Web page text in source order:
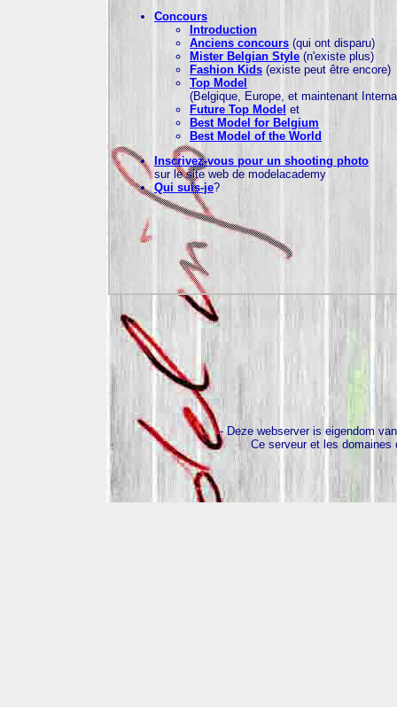
Concours
Introduction
Anciens concours (qui ont disparu)
Mister Belgian Style (n'existe plus)
Fashion Kids (existe peut être encore)
Top Model
(Belgique, Europe, et maintenant
Future Top Model et
Best Model for Belgium
Best Model of the World
Inscrivez-vous pour un shooting photo
sur le site web de modelacademy
Qui suis-je?
- Deze webserver is eigendom
Ce serveur et les domaines